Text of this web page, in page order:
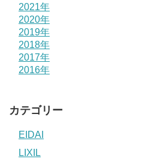
2021年
2020年
2019年
2018年
2017年
2016年
カテゴリー
EIDAI
LIXIL